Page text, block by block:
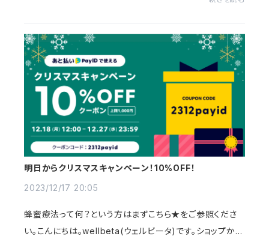
明日からクリスマスキャンペーン！10%OFF！
2023/12/17 20:05
蜂蜜療法って何？という方はまずこちら★をご参照くださ
い。こんにちは。wellbeta(ウェルビータ)です。ショップから